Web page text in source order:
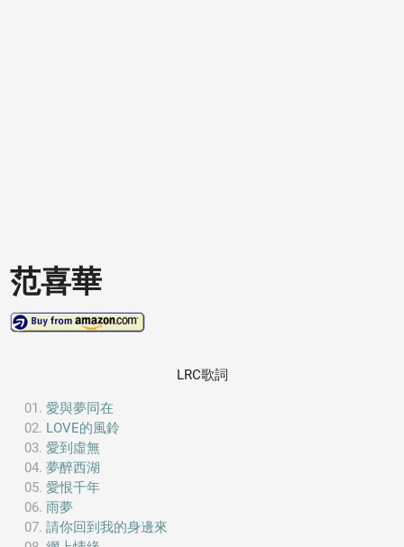
范喜華
LRC歌詞
愛與夢同在
LOVE的風鈴
愛到虛無
夢醉西湖
愛恨千年
雨夢
請你回到我的身邊來